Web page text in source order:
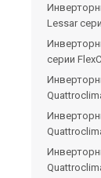
Lessar
серии